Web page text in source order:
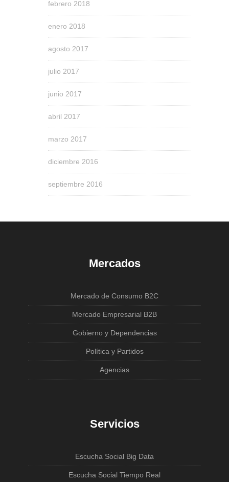
febrero 2018
enero 2018
agosto 2017
julio 2017
junio 2017
abril 2017
marzo 2017
diciembre 2016
septiembre 2016
Mercados
Mercado de Consumo B2C
Mercado Empresarial B2B
Gobierno y Dependencias
Política y Partidos
Agencias
Servicios
Escucha Social Big Data
Escucha Social Tiempo Real